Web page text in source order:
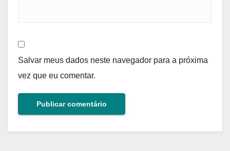
Salvar meus dados neste navegador para a próxima
vez que eu comentar.